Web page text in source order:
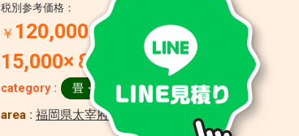
税別参考価格：
￥ 120,000（＠
15,000×８畳）
～
category : 畳・襖・障子
area : 福岡県太宰府市青山